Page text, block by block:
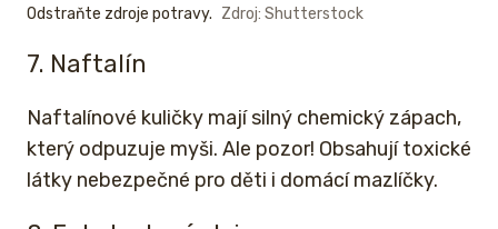
Odstraňte zdroje potravy. Zdroj: Shutterstock
7. Naftalín
Naftalínové kuličky mají silný chemický zápach,
který odpuzuje myši. Ale pozor! Obsahují toxické
látky nebezpečné pro děti i domácí mazlíčky.